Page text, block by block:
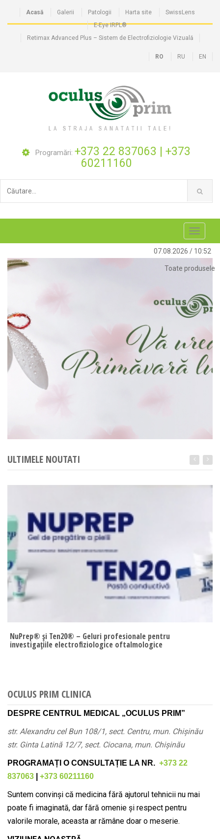
Acasă Galerii Patologii Harta site
SwissLens
E-Eye IRPL®
Retimax Advanced Plus – Sistem de Electrofiziologie Vizuală
RO RU EN
Programări: +373 22 837063 | +373
60211160
Toggle
07.08.2026 / 10:52
ULTIMELE NOUTATI
NuPrep® și Ten20® – Geluri profesionale pentru
investigațiile electrofiziologice oftalmologice
Toate produsele
OCULUS PRIM CLINICA
DESPRE CENTRUL MEDICAL „OCULUS PRIM”
str. Alexandru cel Bun 108/1, sect. Centru, mun. Chișinău
str. Ginta Latină 12/7, sect. Ciocana, mun. Chișinău
PROGRAMAȚI O CONSULTAȚIE LA NR. +373 22
837063
+373 60211160
Suntem convinși că medicina fără ajutorul tehnicii nu mai
poate fi imaginată, dar fără omenie și respect pentru
valorile morale, aceasta ar rămâne doar o meserie.